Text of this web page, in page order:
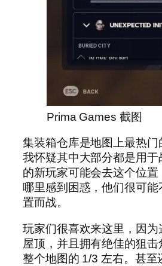
Prima Games 截图
集装箱仓库是地图上最热门
我怀疑其中大部分都是用
的新玩家可能会去这个位置
哪里感到困惑，他们很可能
置而战。
玩家们很喜欢来这里，因为
屋顶，并且拥有绝佳的狙
整个地图的 1/3 左右。甚至